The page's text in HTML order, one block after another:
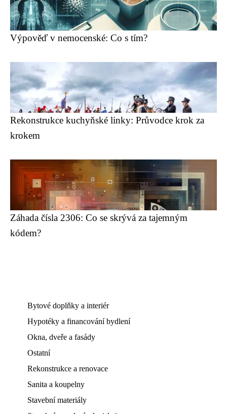
Výpověď v nemocenské: Co s tím?
Rekonstrukce kuchyňské linky: Průvodce krok za
krokem
Záhada čísla 2306: Co se skrývá za tajemným
kódem?
Bytové doplňky a interiér
Hypotéky a financování bydlení
Okna, dveře a fasády
Ostatní
Rekonstrukce a renovace
Sanita a koupelny
Stavební materiály